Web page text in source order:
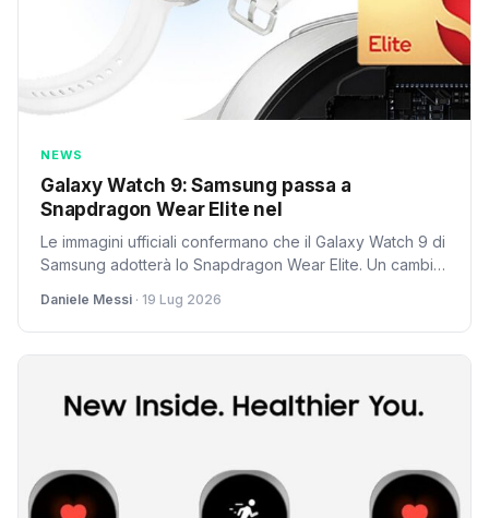
NEWS
Galaxy Watch 9: Samsung passa a
Snapdragon Wear Elite nel
Le immagini ufficiali confermano che il Galaxy Watch 9 di
Samsung adotterà lo Snapdragon Wear Elite. Un cambio
del produttore sudcoreano nel 2026.
Daniele Messi · 19 Lug 2026